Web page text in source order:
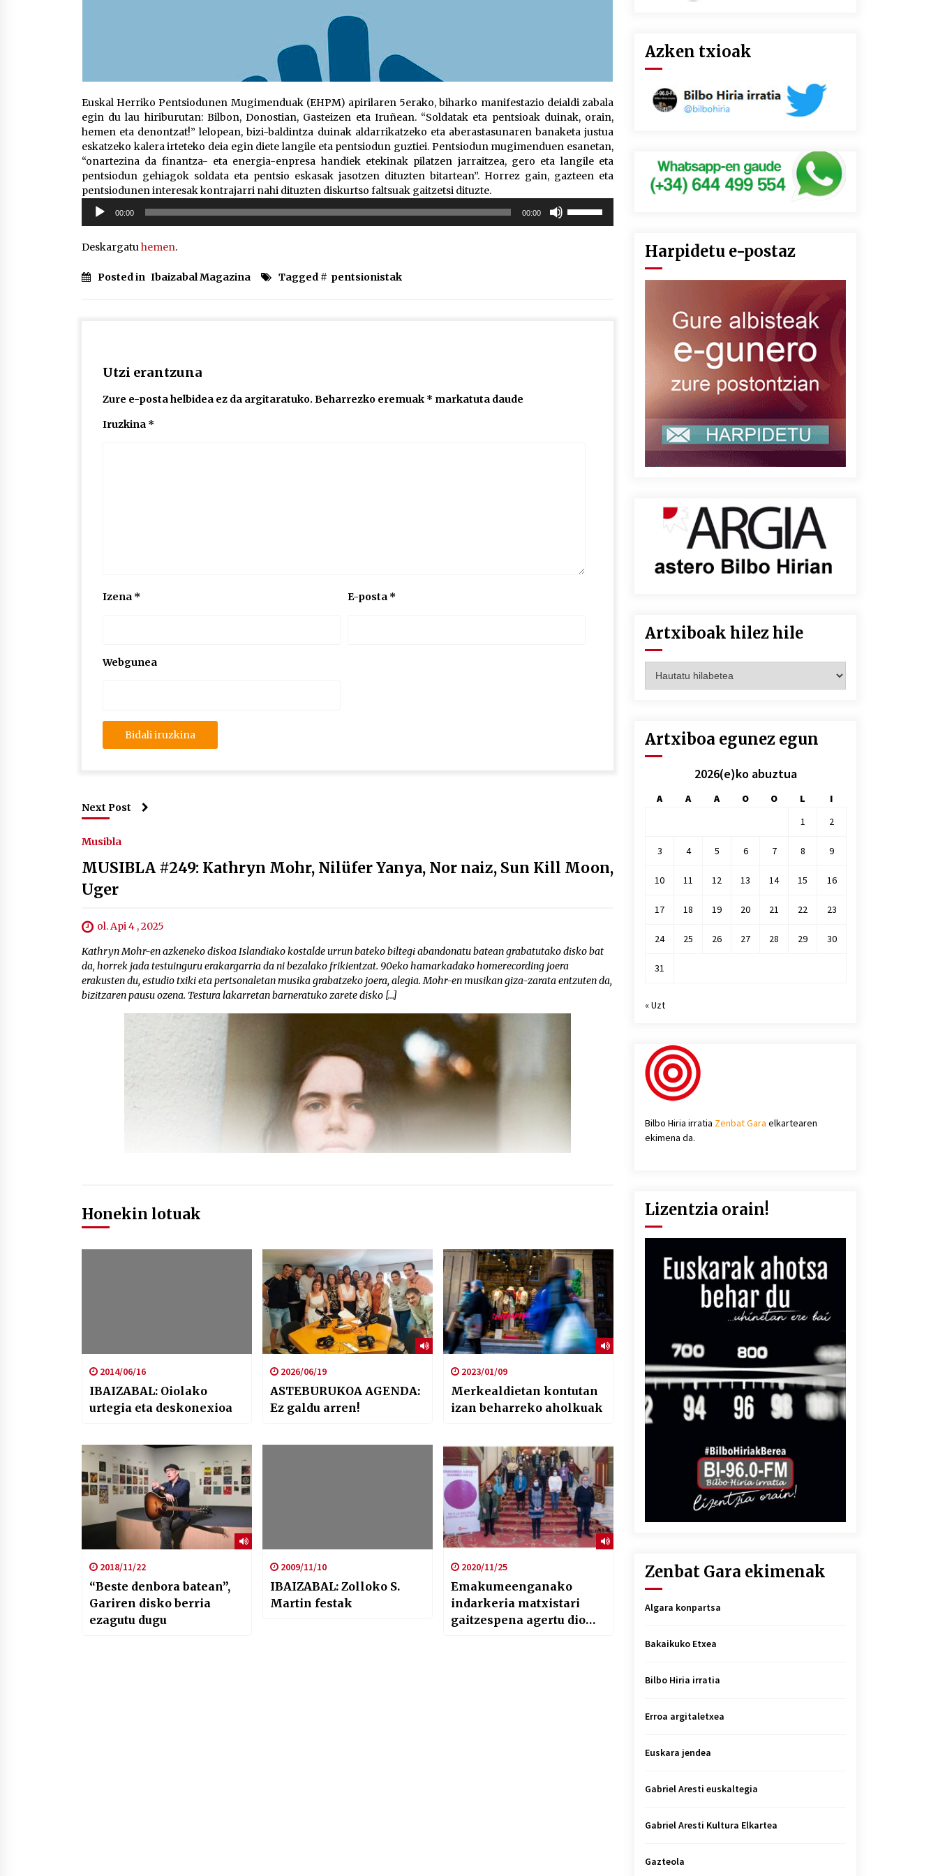
Euskal Herriko Pentsiodunen Mugimenduak (EHPM) apirilaren 5erako, biharko manifestazio deialdi zabala
egin du lau hiriburutan: Bilbon, Donostian, Gasteizen eta Iruñean. “Soldatak eta pentsioak duinak, orain,
hemen eta denontzat!” lelopean, bizi-baldintza duinak aldarrikatzeko eta aberastasunaren banaketa justua
eskatzeko kalera irteteko deia egin diete langile eta pentsiodun guztiei. Pentsiodun mugimenduen esanetan,
“onartezina da finantza- eta energia-enpresa handiek etekinak pilatzen jarraitzea, gero eta langile eta
pentsiodun gehiagok soldata eta pentsio eskasak jasotzen dituzten bitartean”. Horrez gain, gazteen eta
pentsiodunen interesak kontrajarri nahi dituzten diskurtso faltsuak gaitzetsi dituzte.
Soinu
erreproduzigailua
00:00 00:00
Deskargatuhemen.
Posted in Ibaizabal Magazina Tagged # pentsionistak
Utzi erantzuna
Zure e-posta helbidea ez da argitaratuko. Beharrezko eremuak * markatuta daude
Iruzkina *
Izena * E-posta *
Webgunea
Next Post
Musibla
MUSIBLA #249: Kathryn Mohr, Nilüfer Yanya, Nor naiz, Sun Kill Moon,
Uger
ol. Api 4 , 2025
Kathryn Mohr-en azkeneko diskoa Islandiako kostalde urrun bateko biltegi abandonatu batean grabatutako disko bat
da, horrek jada testuinguru erakargarria da ni bezalako frikientzat. 90eko hamarkadako homerecording joera
erakusten du, estudio txiki eta pertsonaletan musika grabatzeko joera, alegia. Mohr-en musikan giza-zarata entzuten da,
bizitzaren pausu ozena. Testura lakarretan barneratuko zarete disko […]
Honekin lotuak
2014/06/16
IBAIZABAL: Oiolako
urtegia eta deskonexioa
2026/06/19
ASTEBURUKOA AGENDA:
Ez galdu arren!
2023/01/09
Merkealdietan kontutan
izan beharreko aholkuak
2018/11/22
“Beste denbora batean”,
Gariren disko berria
ezagutu dugu
2009/11/10
IBAIZABAL: Zolloko S.
Martin festak
2020/11/25
Emakumeenganako
indarkeria matxistari
gaitzespena agertu dio
Azken txioak
Harpidetu e-postaz
Artxiboak hilez hile
hilez
Artxiboa egunez egun
2026(e)ko abuztua
A A A O O L
I
1
2
3 4 5 6 7 8 9
10 11 12 13 14 15 16
17 18 19 20 21 22 23
24 25 26 27 28 29 30
31
« Uzt
Bilbo Hiria irratia Zenbat Gara elkartearen
ekimena da.
Lizentzia orain!
Zenbat Gara ekimenak
Algara konpartsa
Bakaikuko Etxea
Bilbo Hiria irratia
Erroa argitaletxea
Euskara jendea
Gabriel Aresti euskaltegia
Gabriel Aresti Kultura Elkartea
Gazteola